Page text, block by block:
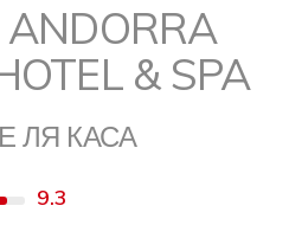
ANDORRA
& SPA
ЛЯ КАСА
9.3